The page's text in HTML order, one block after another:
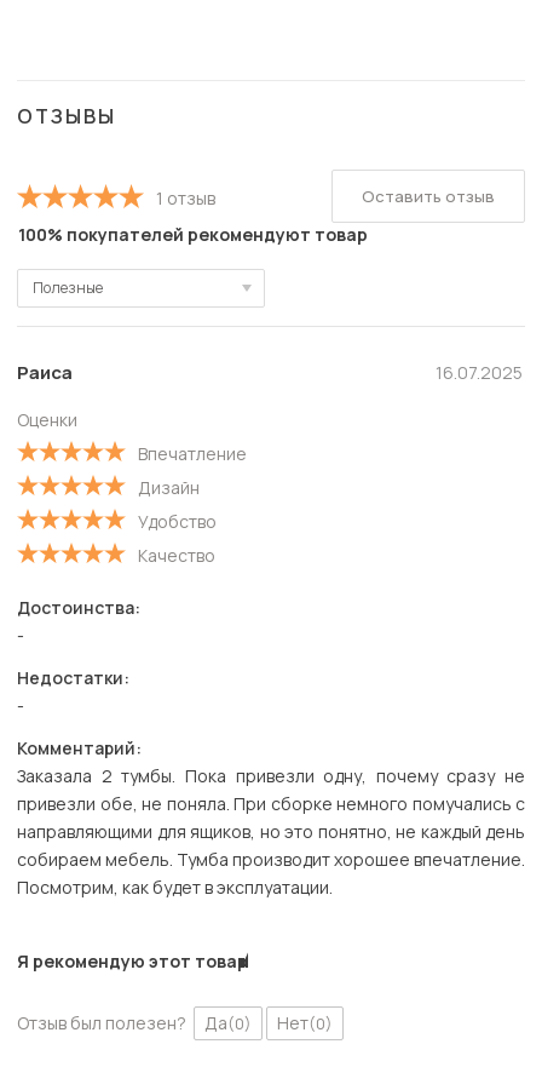
ОТЗЫВЫ
1 отзыв
100% покупателей рекомендуют товар
Полезные
Полезные
Новые
С высокой оценкой
С низкой оценкой
Раиса
Оценки
Впечатление
Дизайн
Удобство
Качество
16.07.2025
Достоинства:
-
Недостатки:
-
Комментарий:
Заказала 2 тумбы. Пока привезли одну, почему сразу не
привезли обе, не поняла. При сборке немного помучались с
направляющими для ящиков, но это понятно, не каждый день
собираем мебель. Тумба производит хорошее впечатление.
Посмотрим, как будет в эксплуатации.
Я рекомендую этот товар
Отзыв был полезен? Да(0) Нет(0)
Оставить отзыв